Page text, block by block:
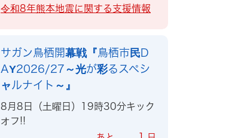
令和8年熊本地震に関する支援情報
サガン鳥栖開幕戦『鳥栖市民D
AY2026/27～光が彩るスペシ
ャルナイト～』
8月8日（土曜日）19時30分キック
オフ!!